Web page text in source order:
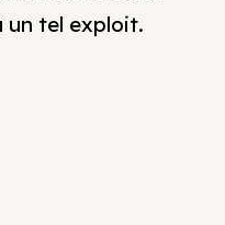
un tel exploit.